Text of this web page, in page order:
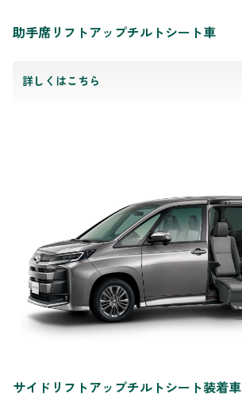
助手席リフトアップチルトシート車
詳しくはこちら
サイドリフトアップチルトシート装着車